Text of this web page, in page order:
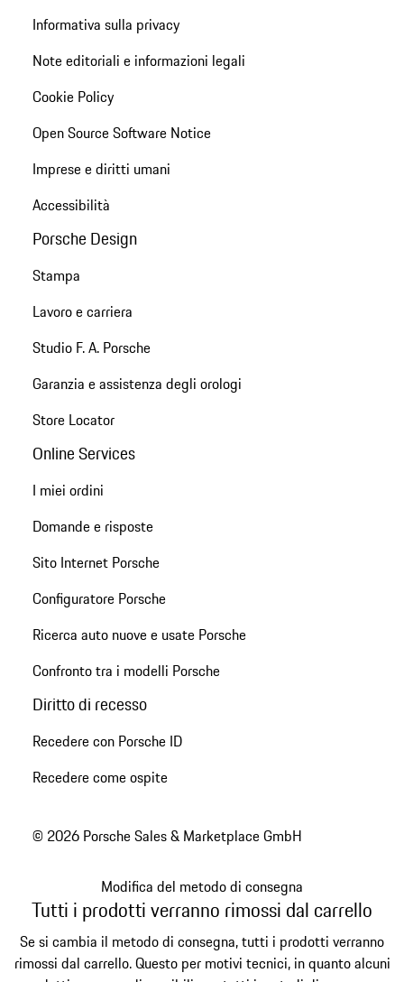
Informativa sulla privacy
Note editoriali e informazioni legali
Cookie Policy
Open Source Software Notice
Imprese e diritti umani
Accessibilità
Porsche Design
Stampa
Lavoro e carriera
Studio F. A. Porsche
Garanzia e assistenza degli orologi
Store Locator
Online Services
I miei ordini
Domande e risposte
Sito Internet Porsche
Configuratore Porsche
Ricerca auto nuove e usate Porsche
Confronto tra i modelli Porsche
Diritto di recesso
Recedere con Porsche ID
Recedere come ospite
© 2026 Porsche Sales & Marketplace GmbH
Modifica del metodo di consegna
Tutti i prodotti verranno rimossi dal carrello
Se si cambia il metodo di consegna, tutti i prodotti verranno
rimossi dal carrello. Questo per motivi tecnici, in quanto alcuni